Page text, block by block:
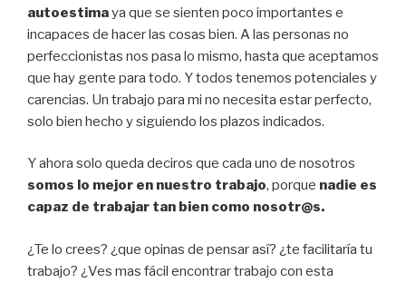
autoestimaya que se sienten poco importantes e
incapaces de hacer las cosas bien. A las personas no
perfeccionistas nos pasa lo mismo, hasta que aceptamos
que hay gente para todo. Y todos tenemos potenciales y
carencias. Un trabajo para mi no necesita estar perfecto,
solo bien hecho y siguiendo los plazos indicados.
Y ahora solo queda deciros que cada uno de nosotros
somos lo mejor en nuestro trabajo, porque nadie es
capaz de trabajar tan bien como nosotr@s.
¿Te lo crees? ¿que opinas de pensar así? ¿te facilitaría tu
trabajo? ¿Ves mas fácil encontrar trabajo con esta